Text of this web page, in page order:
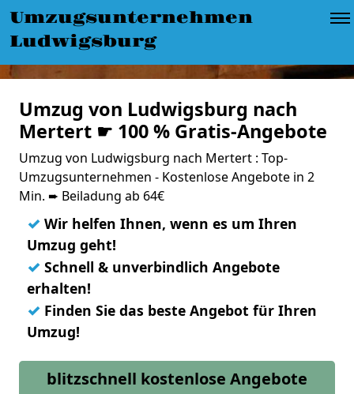
Umzugsunternehmen
Ludwigsburg
Umzug von Ludwigsburg nach
Mertert ☛ 100 % Gratis-Angebote
Umzug von Ludwigsburg nach Mertert : Top-
Umzugsunternehmen - Kostenlose Angebote in 2
Min. ➨ Beiladung ab 64€
✓ Wir helfen Ihnen, wenn es um Ihren
Umzug geht!
✓ Schnell & unverbindlich Angebote
erhalten!
✓ Finden Sie das beste Angebot für Ihren
Umzug!
blitzschnell kostenlose Angebote